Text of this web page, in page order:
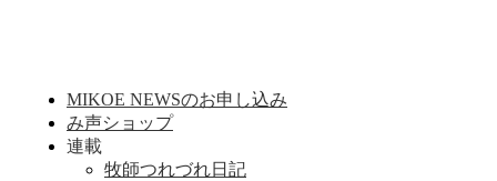
MIKOE NEWSのお申し込み
み声ショップ
連載
牧師つれづれ日記